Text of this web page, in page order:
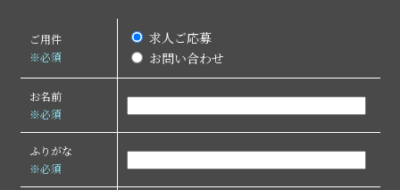
ご用件
※必須
求人ご応募
お問い合わせ
お名前
※必須
ふりがな
※必須